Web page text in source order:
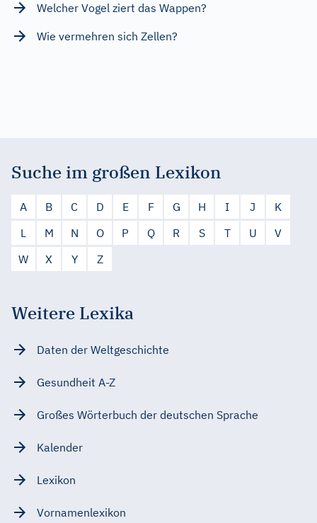
Welcher Vogel ziert das Wappen?
Wie vermehren sich Zellen?
Suche im großen Lexikon
A B C D E F G H I J
K
L
M N O P Q R S T U
V
W
X Y Z
Weitere Lexika
Daten der Weltgeschichte
Gesundheit A-Z
Großes Wörterbuch der deutschen Sprache
Kalender
Lexikon
Vornamenlexikon